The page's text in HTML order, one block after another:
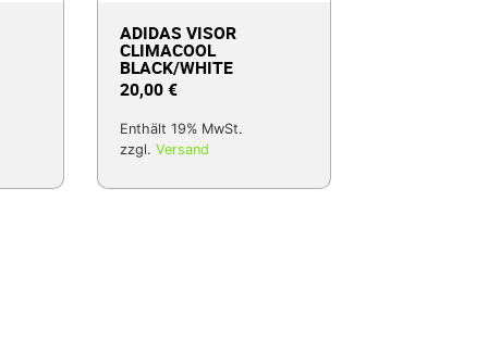
ADIDAS VISOR
CLIMACOOL
BLACK/WHITE
20,00€
Enthält 19% MwSt.
zzgl.Versand